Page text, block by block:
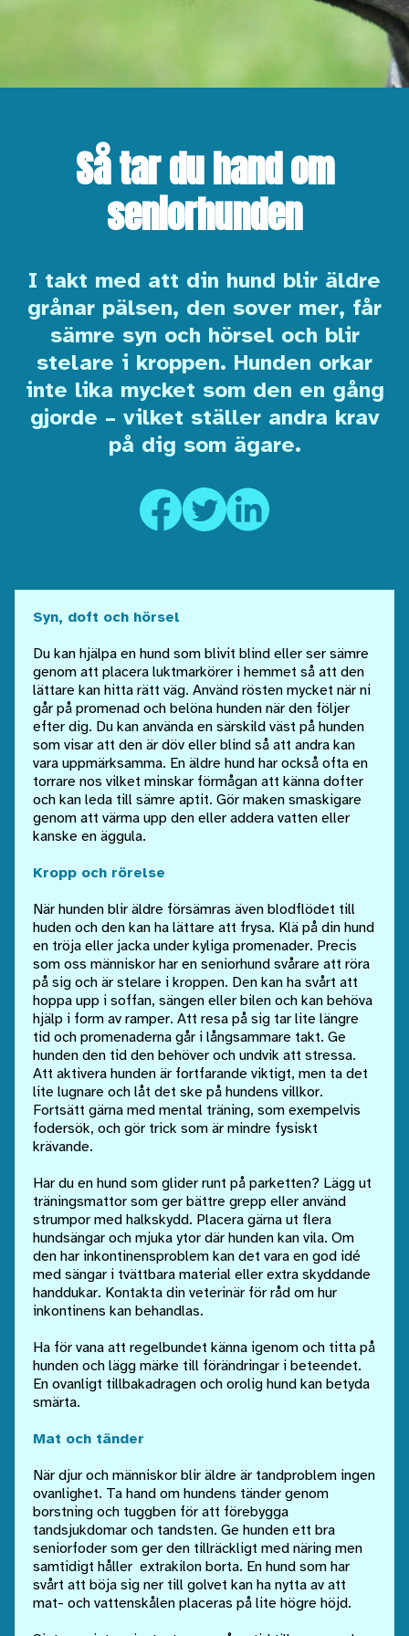
Så tar du hand om
seniorhunden
I takt med att din hund blir äldre
grånar pälsen, den sover mer, får
sämre syn och hörsel och blir
stelare i kroppen. Hunden orkar
inte lika mycket som den en gång
gjorde – vilket ställer andra krav
på dig som ägare.
Syn, doft och hörsel
Du kan hjälpa en hund som blivit blind eller ser sämre
genom att placera luktmarkörer i hemmet så att den
lättare kan hitta rätt väg. Använd rösten mycket när ni
går på promenad och belöna hunden när den följer
efter dig. Du kan använda en särskild väst på hunden
som visar att den är döv eller blind så att andra kan
vara uppmärksamma. En äldre hund har också ofta en
torrare nos vilket minskar förmågan att känna dofter
och kan leda till sämre aptit. Gör maken smaskigare
genom att värma upp den eller addera vatten eller
kanske en äggula.
Kropp och rörelse
När hunden blir äldre försämras även blodflödet till
huden och den kan ha lättare att frysa. Klä på din hund
en tröja eller jacka under kyliga promenader. Precis
som oss människor har en seniorhund svårare att röra
på sig och är stelare i kroppen. Den kan ha svårt att
hoppa upp i soffan, sängen eller bilen och kan behöva
hjälp i form av ramper. Att resa på sig tar lite längre
tid och promenaderna går i långsammare takt. Ge
hunden den tid den behöver och undvik att stressa.
Att aktivera hunden är fortfarande viktigt, men ta det
lite lugnare och låt det ske på hundens villkor.
Fortsätt gärna med mental träning, som exempelvis
fodersök, och gör trick som är mindre fysiskt
krävande.
Har du en hund som glider runt på parketten? Lägg ut
träningsmattor som ger bättre grepp eller använd
strumpor med halkskydd. Placera gärna ut flera
hundsängar och mjuka ytor där hunden kan vila. Om
den har inkontinensproblem kan det vara en god idé
med sängar i tvättbara material eller extra skyddande
handdukar. Kontakta din veterinär för råd om hur
inkontinens kan behandlas.
Ha för vana att regelbundet känna igenom och titta på
hunden och lägg märke till förändringar i beteendet.
En ovanligt tillbakadragen och orolig hund kan betyda
smärta.
Mat och tänder
När djur och människor blir äldre är tandproblem ingen
ovanlighet. Ta hand om hundens tänder genom
borstning och tuggben för att förebygga
tandsjukdomar och tandsten. Ge hunden ett bra
seniorfoder som ger den tillräckligt med näring men
samtidigt håller extrakilon borta. En hund som har
svårt att böja sig ner till golvet kan ha nytta av att
mat- och vattenskålen placeras på lite högre höjd.